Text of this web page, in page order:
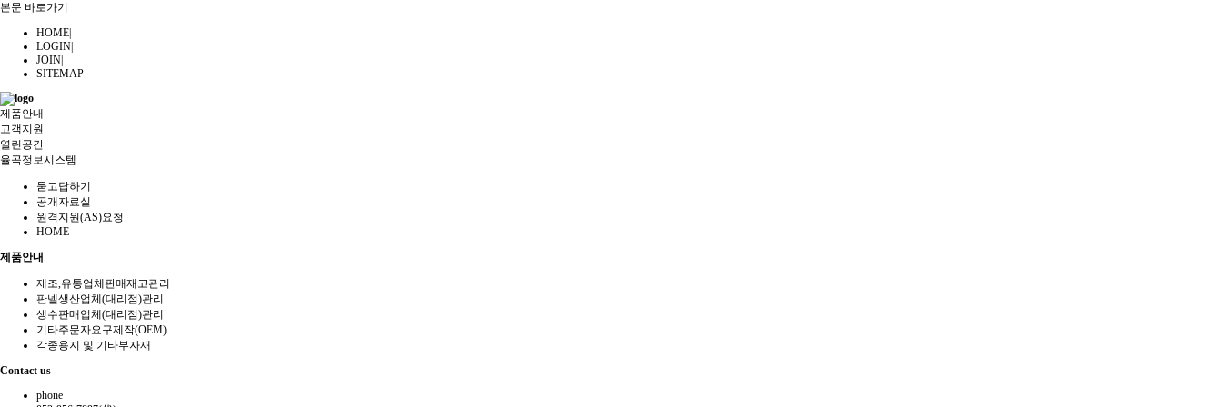
본문 바로가기
HOME
LOGIN
JOIN
SITEMAP
제품안내
고객지원
열린공간
율곡정보시스템
묻고답하기
공개자료실
원격지원(AS)요청
HOME
제품안내
제조,유통업체판매재고관리
판넬생산업체(대리점)관리
생수판매업체(대리점)관리
기타주문자요구제작(OEM)
각종용지 및 기타부자재
Contact us
phone